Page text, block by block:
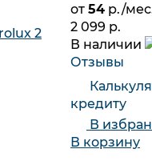
2
от 54 р./
2 099 р.
В наличии
Отзывы
кредиту
В
В корзину